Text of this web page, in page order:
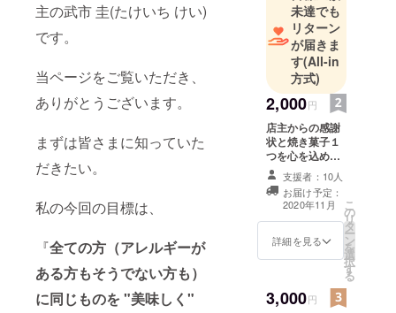
主の武市 圭(たけいち けい)
です。
当ページをご覧いただき、
ありがとうございます。
まずは皆さまに知っていた
だきたい。
私の今回の目標は、
『全ての方（アレルギーが
ある方もそうでない方も）
に同じものを "美味しく"
未達でも
リターン
が届きま
す(All-in
方式)
2,000円
店主からの感謝
状と焼き菓子１
つを心を込めて
お送りします。
支援者：10人
お届け予定：
2020年11月
詳細を見る
こ
の
リ
タ
ー
ン
を
選
択
す
る
3,000円